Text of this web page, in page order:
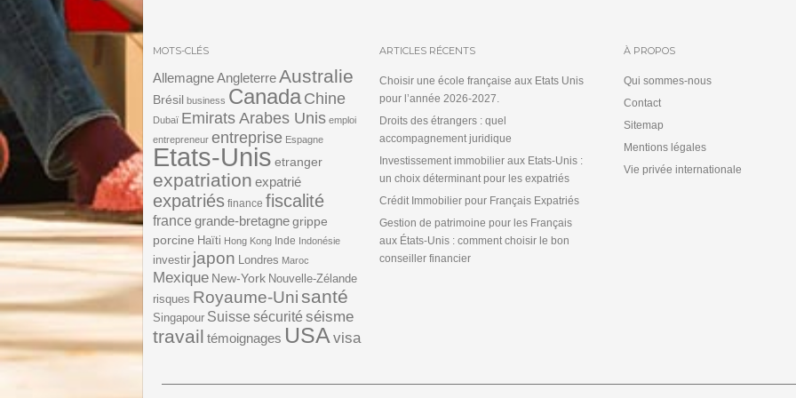
MOTS-CLÉS
AllemagneAngleterreAustralie
Brésil business CanadaChine
Dubaï Emirats Arabes Unis emploi
entrepreneur entreprise Espagne
Etats-Unis etranger
expatriation expatrié
expatriés finance fiscalité
france grande-bretagnegrippe
porcine Haïti Hong Kong Inde Indonésie
investir japon Londres Maroc
Mexique New-York Nouvelle-Zélande
risques Royaume-Unisanté
Singapour Suisse sécurité séisme
travail témoignages USA visa
ARTICLES RÉCENTS
Choisir une école française aux Etats Unis
pour l’année 2026-2027.
Droits des étrangers : quel
accompagnement juridique
Investissement immobilier aux Etats-Unis :
un choix déterminant pour les expatriés
Crédit Immobilier pour Français Expatriés
Gestion de patrimoine pour les Français
aux États-Unis : comment choisir le bon
conseiller financier
À PROPOS
Qui sommes-nous
Contact
Sitemap
Mentions légales
Vie privée internationale